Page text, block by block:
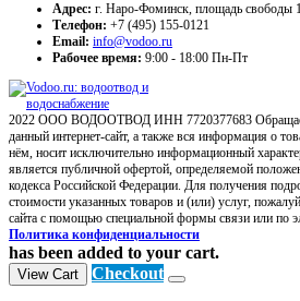
Адрес: г. Наро-Фоминск, площадь свободы
Телефон: +7 (495) 155-0121
Email: info@vodoo.ru
Рабочее время: 9:00 - 18:00 Пн-Пт
2022 ООО ВОДООТВОД ИНН 7720377683
данный интернет-сайт, а также вся информация о
нём, носит исключительно информационный
является публичной офертой, определяемой
кодекса Российской Федерации. Для получения
стоимости указанных товаров и (или) услуг,
сайта с помощью специальной формы связи или по
Политика конфиденциальности
has been added to your cart.
View Cart Checkout